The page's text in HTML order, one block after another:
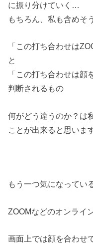
に振り分けていく…
もちろん、私も含めそ
「この打ち合わせは
と
「この打ち合わせは顔
判断されるもの
何がどう違うのか？は
ことが出来ると思いま
もう一つ気になってい
ZOOMなどのオンライ
画面上では顔を合わせ